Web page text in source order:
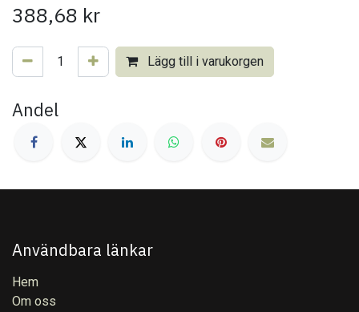
388,68 kr
Lägg till i varukorgen
Andel
Användbara länkar
Hem
Om oss